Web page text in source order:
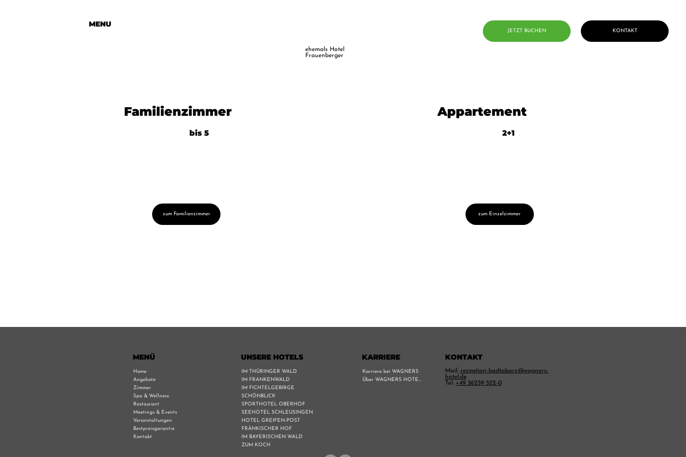
JETZT BUCHEN KONTAKT
MENU
ehemals Hotel
Frauenberger
Familienzimmer
bis 5
zum Familienzimmer
Appartement
2+1
zum Einzelzimmer
KARRIERE
MENÜ UNSERE HOTELS KONTAKT
Karriere bei WAGNERS
Über WAGNERS HOTELS
Home
Angebote
Zimmer
Spa & Wellness
Restaurant
Meetings & Events
Veranstaltungen
Bestpreisgarantie
Kontakt
IM THÜRINGER WALD
IM FRANKENWALD
IM FICHTELGEBIRGE
SCHÖNBLICK
SPORTHOTEL OBERHOF
SEEHOTEL SCHLEUSINGEN
HOTEL GREIFEN-POST
FRÄNKISCHER HOF
IM BAYERISCHEN WALD
ZUM KOCH
Mail: rezeption-badtabarz@wagners-
hotel.de
Tel: +49 36259 522-0